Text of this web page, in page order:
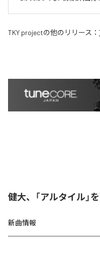
TKY projectの他のリリース：
健大、「アルタイル」
新曲情報